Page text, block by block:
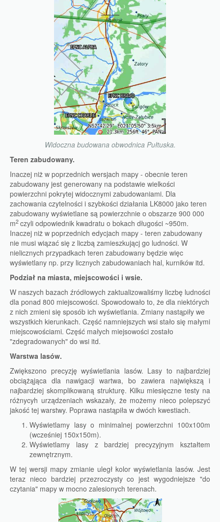
Widoczna budowana obwodnica Pułtuska.
Teren zabudowany.
Inaczej niż w poprzednich wersjach mapy - obecnie teren
zabudowany jest generowany na podstawie wielkości
powierzchni pokrytej widocznymi zabudowaniami. Dla
zachowania czytelności i szybkości działania LK8000 jako teren
zabudowany wyświetlane są powierzchnie o obszarze 900 000
m2 czyli odpowiednik kwadratu o bokach długości ~950m.
Inaczej niż w poprzednich edycjach mapy - teren zabudowany
nie musi wiązać się z liczbą zamieszkującj go ludności. W
nielicznych przypadkach teren zabudowany będzie więc
wyświetlany np. przy licznych zabudowaniach hal, kurników itd.
Podział na miasta, miejscowości i wsie.
W naszych bazach źródłowych zaktualizowaliśmy liczbę ludności
dla ponad 800 miejscowości. Spowodowało to, że dla niektórych
z nich zmieni się sposób ich wyświetlania. Zmiany nastąpiły we
wszystkich kierunkach. Część namniejszych wsi stało się małymi
miejscowościami. Część małych miejsowości zostało
"zdegradowanych" do wsi itd.
Warstwa lasów.
Zwiększono precyzję wyświetlania lasów. Lasy to najbardziej
obciążąjąca dla nawigacji wartwa, bo zawiera największą i
najbardziej skomplikowaną strukturę. Kilku miesięczne testy na
różnycyh urządzeniach wskazały, że możemy nieco polepszyć
jakość tej warstwy. Poprawa nastąpiła w dwóch kwestiach.
Wyświetlamy lasy o minimalnej powierzchni 100x100m
(wcześniej 150x150m).
Wyświetlamy lasy z bardziej precyzyjnym kształtem
zewnętrznym.
W tej wersji mapy zmianie uległ kolor wyświetlania lasów. Jest
teraz nieco bardziej przezroczysty co jest wygodniejsze "do
czytania" mapy w mocno zalesionych terenach.